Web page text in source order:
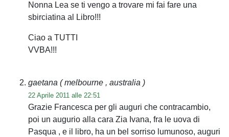
Nonna Lea se ti vengo a trovare mi fai fare una
sbirciatina al Libro!!!
Ciao a TUTTI
VVBA!!!
gaetana ( melbourne , australia )
22 Aprile 2011 alle 22:51
Grazie Francesca per gli auguri che contracambio,
poi un augurio alla cara Zia Ivana, fra le uova di
Pasqua , e il libro, ha un bel sorriso lumunoso, auguri